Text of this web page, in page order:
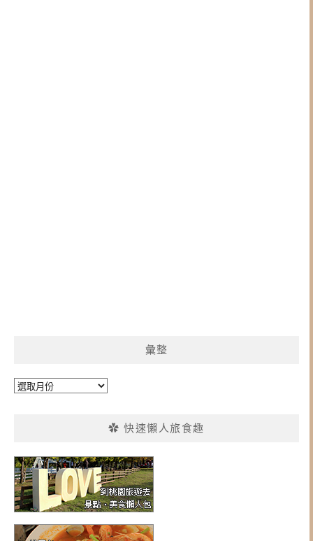
彙整
彙
✿ 快速懶人旅食趣